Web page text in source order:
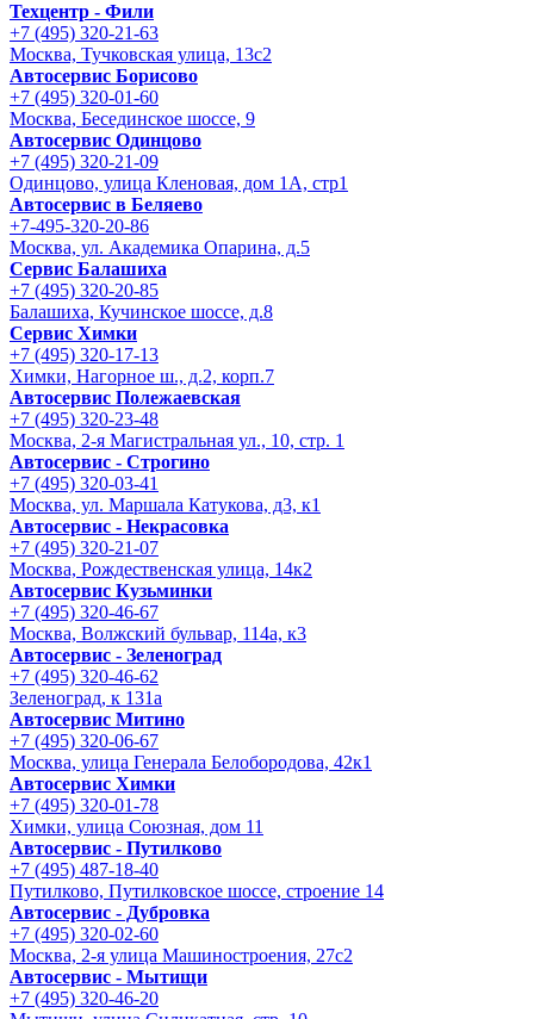
Техцентр - Фили
+7 (495) 320-21-63
Москва, Тучковская улица, 13с2
Автосервис Борисово
+7 (495) 320-01-60
Москва, Бесединское шоссе, 9
Автосервис Одинцово
+7 (495) 320-21-09
Одинцово, улица Кленовая, дом 1А, стр1
Автосервис в Беляево
+7-495-320-20-86
Москва, ул. Академика Опарина, д.5
Сервис Балашиха
+7 (495) 320-20-85
Балашиха, Кучинское шоссе, д.8
Сервис Химки
+7 (495) 320-17-13
Химки, Нагорное ш., д.2, корп.7
Автосервис Полежаевская
+7 (495) 320-23-48
Москва, 2-я Магистральная ул., 10, стр. 1
Автосервис - Строгино
+7 (495) 320-03-41
Москва, ул. Маршала Катукова, д3, к1
Автосервис - Некрасовка
+7 (495) 320-21-07
Москва, Рождественская улица, 14к2
Автосервис Кузьминки
+7 (495) 320-46-67
Москва, Волжский бульвар, 114а, к3
Автосервис - Зеленоград
+7 (495) 320-46-62
Зеленоград, к 131а
Автосервис Митино
+7 (495) 320-06-67
Москва, улица Генерала Белобородова, 42к1
Автосервис Химки
+7 (495) 320-01-78
Химки, улица Союзная, дом 11
Автосервис - Путилково
+7 (495) 487-18-40
Путилково, Путилковское шоссе, строение 14
Автосервис - Дубровка
+7 (495) 320-02-60
Москва, 2-я улица Машиностроения, 27с2
Автосервис - Мытищи
+7 (495) 320-46-20